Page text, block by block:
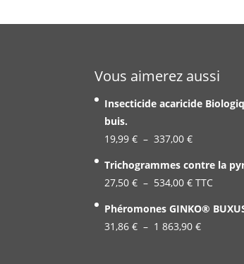
Vous aimerez aussi
Insecticide acaricide
buis.
19,99€ – 337,00€Plage
à
337,00 €
Trichogrammes contre la
27,50€ – 534,00€Plage
TTC
Phéromones GINKO®
31,86€ – 1 863,90€Plage